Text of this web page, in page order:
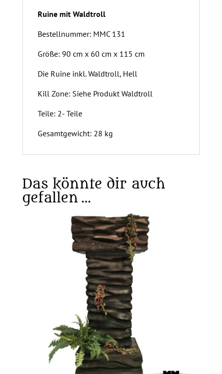
Ruine mit Waldtroll
Bestellnummer: MMC 131
Größe: 90 cm x 60 cm x 115 cm
Die Ruine inkl. Waldtroll, Hell
Kill Zone: Siehe Produkt Waldtroll
Teile: 2- Teile
Gesamtgewicht: 28 kg
Das könnte dir auch
gefallen …